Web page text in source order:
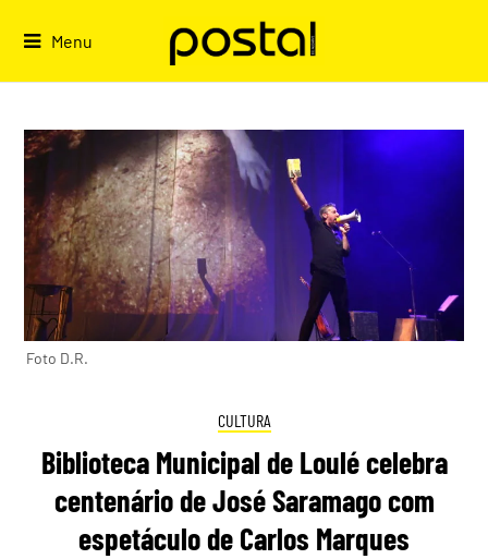
Menu
Foto D.R.
CULTURA
Biblioteca Municipal de Loulé celebra
centenário de José Saramago com
espetáculo de Carlos Marques